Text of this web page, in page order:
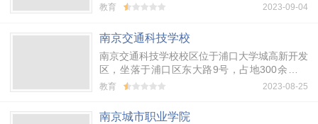
江苏经贸职业技术学院的考生，发布各类招生信
教育 2023-09-04
南京交通科技学校
南京交通科技学校校区位于浦口大学城高新开发
区，坐落于浦口区东大路9号，占地300余亩，
建筑面积8万多平方米，校园环境优雅，教学设
教育 2023-08-25
南京城市职业学院